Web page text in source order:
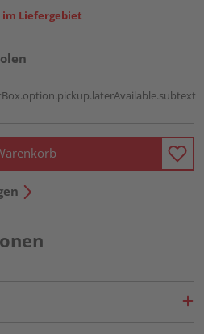
Liefergebiet